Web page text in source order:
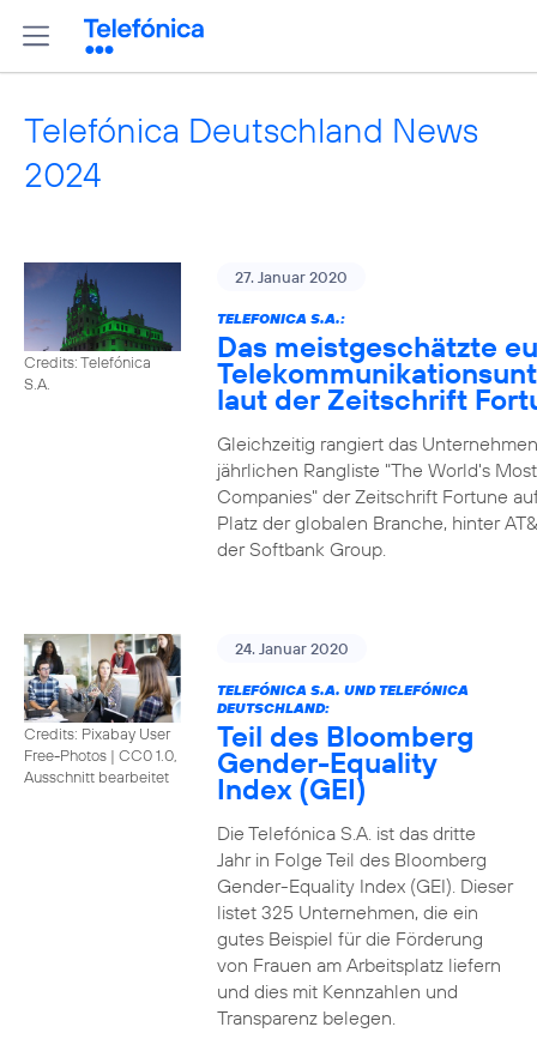
Telefónica Deutschland News
2024
Credits: Telefónica
S.A.
27. Januar 2020
TELEFONICA S.A.:
Das meistgeschätzte
laut der Zeitschrift
Gleichzeitig rangiert das
jährlichen Rangliste "The World's
Companies" der Zeitschrift Fortune
Platz der globalen Branche, hinter
der Softbank Group.
Credits: Pixabay User
Free-Photos | CC0 1.0,
Ausschnitt bearbeitet
24. Januar 2020
TELEFÓNICA S.A. UND TELEFÓNICA
DEUTSCHLAND:
Teil des Bloomberg
Gender-Equality
Index (GEI)
Die Telefónica S.A. ist das dritte
Jahr in Folge Teil des Bloomberg
Gender-Equality Index (GEI). Dieser
listet 325 Unternehmen, die ein
gutes Beispiel für die Förderung
von Frauen am Arbeitsplatz liefern
und dies mit Kennzahlen und
Transparenz belegen.